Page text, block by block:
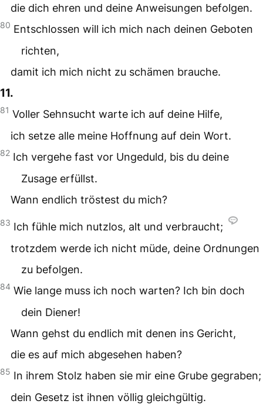
die dich ehren und deine Anweisungen befolgen.
80 Entschlossen will ich mich nach deinen Geboten
richten,
damit ich mich nicht zu schämen brauche.
11.
81 Voller Sehnsucht warte ich auf deine Hilfe,
ich setze alle meine Hoffnung auf dein Wort.
82 Ich vergehe fast vor Ungeduld, bis du deine
Zusage erfüllst.
Wann endlich tröstest du mich?
83 Ich fühle mich nutzlos, alt und verbraucht;
trotzdem werde ich nicht müde, deine Ordnungen
zu befolgen.
84 Wie lange muss ich noch warten? Ich bin doch
dein Diener!
Wann gehst du endlich mit denen ins Gericht,
die es auf mich abgesehen haben?
85 In ihrem Stolz haben sie mir eine Grube gegraben;
dein Gesetz ist ihnen völlig gleichgültig.